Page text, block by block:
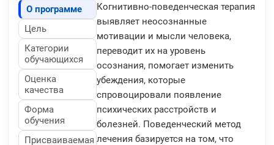
О программе
Цель
Категории
обучающихся
Оценка
качества
Форма
обучения
Присваиваемая
Когнитивно-поведенческая терапия
выявляет неосознанные
мотивации и мысли человека,
переводит их на уровень
осознания, помогает изменить
убеждения, которые
спровоцировали появление
психических расстройств и
болезней. Поведенческий метод
лечения базируется на том, что